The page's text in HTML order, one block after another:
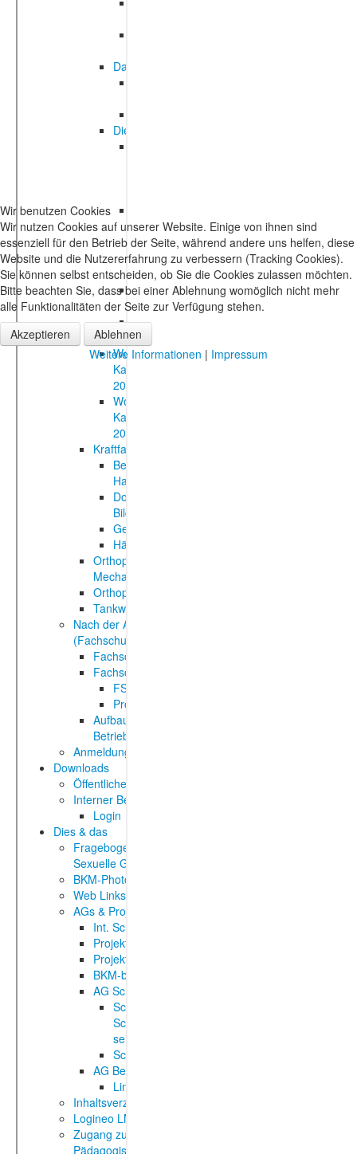
Wir benutzen Cookies
Wir nutzen Cookies auf unserer Website. Einige von ihnen sind
essenziell für den Betrieb der Seite, während andere uns helfen, diese
Website und die Nutzererfahrung zu verbessern (Tracking Cookies).
Sie können selbst entscheiden, ob Sie die Cookies zulassen möchten.
Bitte beachten Sie, dass bei einer Ablehnung womöglich nicht mehr
alle Funktionalitäten der Seite zur Verfügung stehen.
Akzeptieren
Ablehnen
Weitere Informationen | Impressum